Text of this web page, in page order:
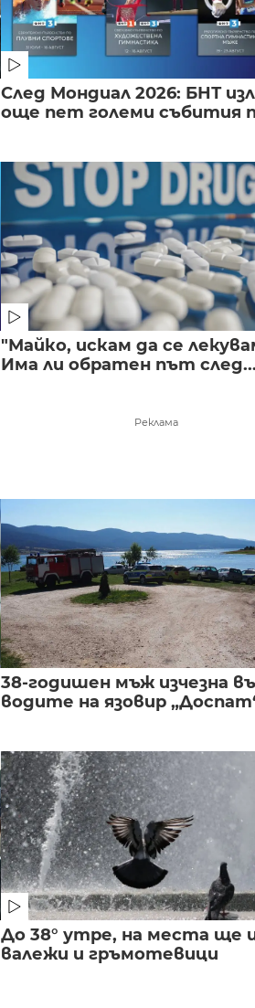
След Мондиал 2026: БНТ
още пет големи събития
"Майко, искам да се
Има ли обратен път след...
Реклама
38-годишен мъж изчезна
водите на язовир
До 38° утре, на места ще
валежи и гръмотевици